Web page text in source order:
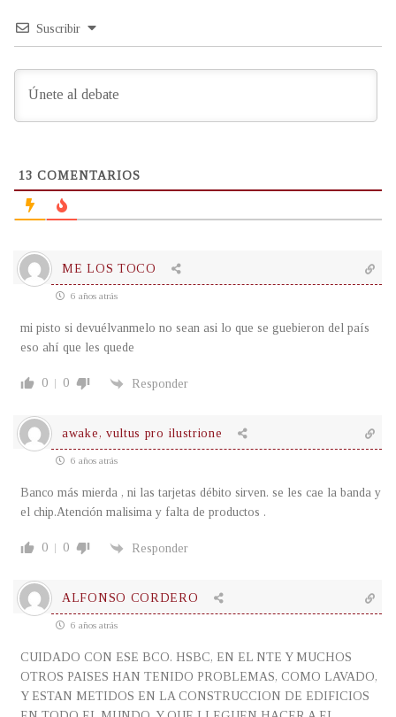
Suscribir
13 COMENTARIOS
ME LOS TOCO
6 años atrás
mi pisto si devuélvanmelo no sean asi lo que se guebieron del país
eso ahí que les quede
0 0 Responder
awake, vultus pro ilustrione
6 años atrás
Banco más mierda , ni las tarjetas débito sirven. se les cae la banda y
el chip.Atención malisima y falta de productos .
0 0 Responder
ALFONSO CORDERO
6 años atrás
CUIDADO CON ESE BCO. HSBC, EN EL NTE Y MUCHOS
OTROS PAISES HAN TENIDO PROBLEMAS, COMO LAVADO,
Y ESTAN METIDOS EN LA CONSTRUCCION DE EDIFICIOS